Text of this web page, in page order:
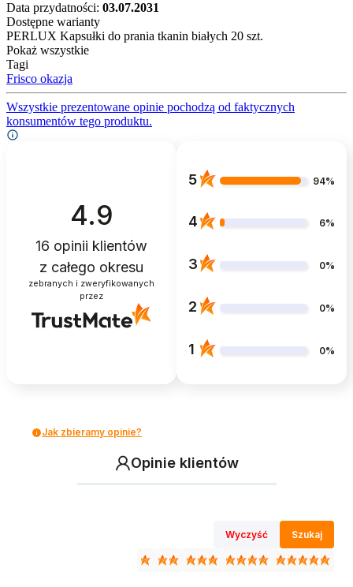
Data przydatności: 03.07.2031
Dostępne warianty
PERLUX Kapsułki do prania tkanin białych 20 szt.
Pokaż wszystkie
Tagi
Frisco okazja
Wszystkie prezentowane opinie pochodzą od faktycznych
konsumentów tego produktu.
4.9
16 opinii klientów
z całego okresu
zebranych i zweryfikowanych
przez
5 94%
4 6%
3 0%
2 0%
1 0%
Jak zbieramy opinie?
Opinie klientów
Wyczyść Szukaj